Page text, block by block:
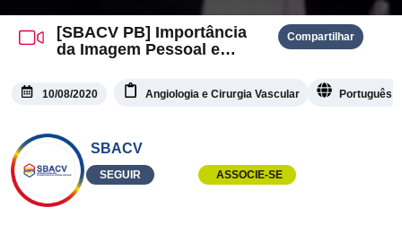
[SBACV PB] Importância
da Imagem Pessoal e
Compartilhar
10/08/2020 Angiologia e Cirurgia Vascular Português
SBACV
SEGUIR ASSOCIE-SE